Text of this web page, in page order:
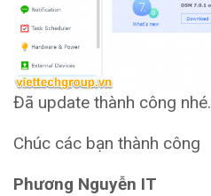
Đã update thành công nhé.
Chúc các bạn thành công
Phương Nguyễn IT